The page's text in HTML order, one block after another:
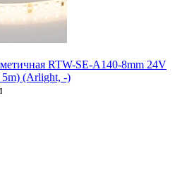
RTW-SE-A140-8mm 24V
5m) (Arlight, -)